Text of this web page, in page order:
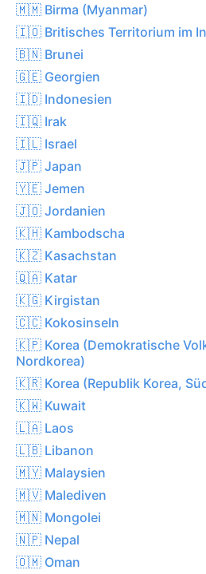
🇲🇲 Birma (Myanmar)
🇮🇴 Britisches Territorium im
🇧🇳 Brunei
🇬🇪 Georgien
🇮🇩 Indonesien
🇮🇶 Irak
🇮🇱 Israel
🇯🇵 Japan
🇾🇪 Jemen
🇯🇴 Jordanien
🇰🇭 Kambodscha
🇰🇿 Kasachstan
🇶🇦 Katar
🇰🇬 Kirgistan
🇨🇨 Kokosinseln
🇰🇵 Korea (Demokratische
Nordkorea)
🇰🇷 Korea (Republik Korea,
🇰🇼 Kuwait
🇱🇦 Laos
🇱🇧 Libanon
🇲🇾 Malaysien
🇲🇻 Malediven
🇲🇳 Mongolei
🇳🇵 Nepal
🇴🇲 Oman